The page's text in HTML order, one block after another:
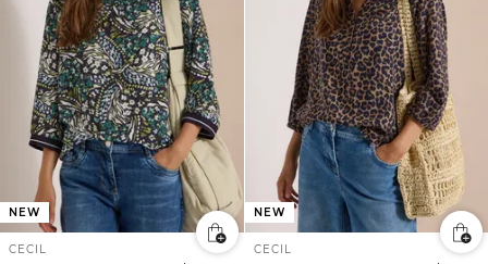
NEW
CECIL
NEW
CECIL